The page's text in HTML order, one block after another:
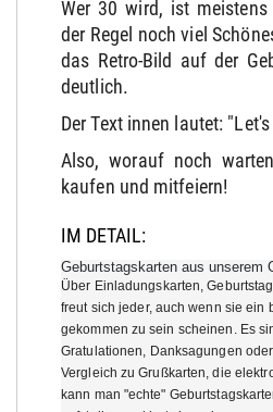
Wer 30 wird, ist
der Regel noch viel
das Retro-Bild auf der
deutlich.
Der Text innen lautet:
Also, worauf noch
kaufen und mitfeiern!
IM DETAIL:
Geburtstagskarten aus unserem
Über Einladungskarten,
freut sich jeder, auch wenn sie ein
gekommen zu sein scheinen. Es
Gratulationen, Danksagungen
Vergleich zu Grußkarten, die
kann man "echte"